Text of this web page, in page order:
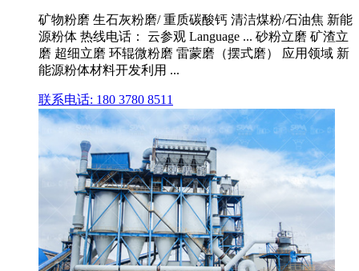
矿物粉磨 生石灰粉磨/ 重质碳酸钙 清洁煤粉/石油焦 新能
源粉体 热线电话： 云参观 Language ... 砂粉立磨 矿渣立
磨 超细立磨 环辊微粉磨 雷蒙磨（摆式磨） 应用领域 新
能源粉体材料开发利用 ...
联系电话: 180 3780 8511